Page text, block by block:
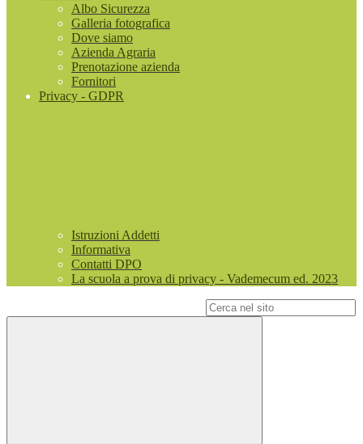
Albo Sicurezza
Galleria fotografica
Dove siamo
Azienda Agraria
Prenotazione azienda
Fornitori
Privacy - GDPR
Istruzioni Addetti
Informativa
Contatti DPO
La scuola a prova di privacy - Vademecum ed. 2023